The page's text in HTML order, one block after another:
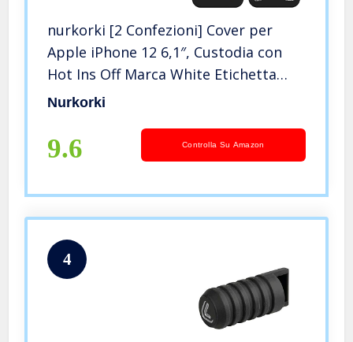
nurkorki [2 Confezioni] Cover per
Apple iPhone 12 6,1″, Custodia con
Hot Ins Off Marca White Etichetta
Pattern Design Morbido Silicone
Cover
Nurkorki
9.6 Controlla Su Amazon
4